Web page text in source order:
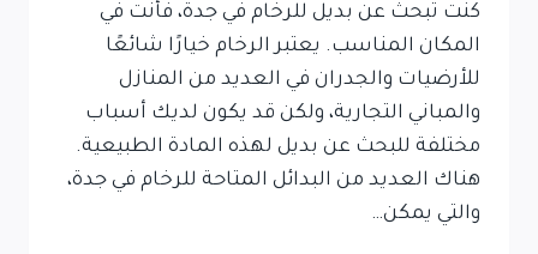
كنت تبحث عن بديل للرخام في جدة، فأنت في
المكان المناسب. يعتبر الرخام خيارًا شائعًا
للأرضيات والجدران في العديد من المنازل
والمباني التجارية، ولكن قد يكون لديك أسباب
مختلفة للبحث عن بديل لهذه المادة الطبيعية.
هناك العديد من البدائل المتاحة للرخام في جدة،
والتي يمكن…